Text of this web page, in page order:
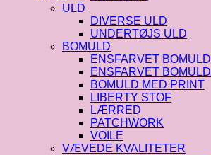
ULD
DIVERSE ULD
UNDERTØJS ULD
BOMULD
ENSFARVET BOMULD
ENSFARVET
BOMULD MED PRINT
LIBERTY STOF
LÆRRED
PATCHWORK
VOILE
VÆVEDE KVALITETER